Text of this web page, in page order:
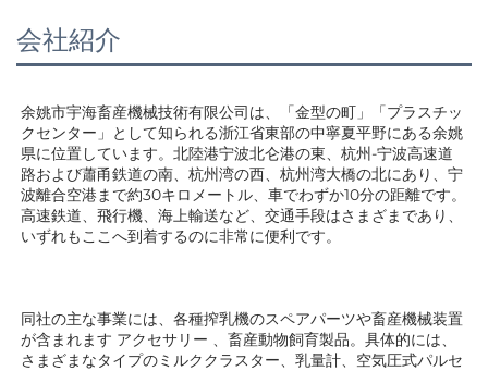
会社紹介
余姚市宇海畜産機械技術有限公司は、「金型の町」「プラスチッ
クセンター」として知られる浙江省東部の中寧夏平野にある余姚
県に位置しています。北陸港宁波北仑港の東、杭州-宁波高速道
路および蕭甬鉄道の南、杭州湾の西、杭州湾大橋の北にあり、宁
波離合空港まで約30キロメートル、車でわずか10分の距離です。
高速鉄道、飛行機、海上輸送など、交通手段はさまざまであり、
いずれもここへ到着するのに非常に便利です。
同社の主な事業には、各種搾乳機のスペアパーツや畜産機械装置
が含まれます アクセサリー 、畜産動物飼育製品。具体的には、
さまざまなタイプのミルククラスター、乳量計、空気圧式パルセ